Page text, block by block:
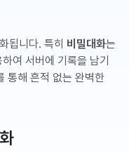
됩니다. 특히 비밀대화는
여 서버에 기록을 남기
통해 흔적 없는 완벽한